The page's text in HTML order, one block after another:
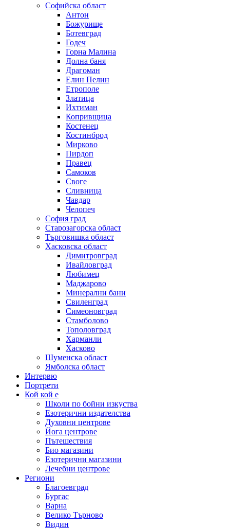
Софийска област
Антон
Божурище
Ботевград
Годеч
Горна Малина
Долна баня
Драгоман
Елин Пелин
Етрополе
Златица
Ихтиман
Копривщица
Костенец
Костинброд
Мирково
Пирдоп
Правец
Самоков
Своге
Сливница
Чавдар
Челопеч
София град
Старозагорска област
Търговишка област
Хасковска област
Димитровград
Ивайловград
Любимец
Маджарово
Минерални бани
Свиленград
Симеоновград
Стамболово
Тополовград
Харманли
Хасково
Шуменска област
Ямболска област
Интервю
Портрети
Кой кой е
Школи по бойни изкуства
Езотерични издателства
Духовни центрове
Йога центрове
Пътешествия
Био магазини
Езотерични магазини
Лечебни центрове
Региони
Благоевград
Бургас
Варна
Велико Търново
Видин